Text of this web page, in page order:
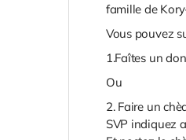
famille de
Vous pouvez
1.Faîtes un
Ou
2. Faire un
SVP indiquez